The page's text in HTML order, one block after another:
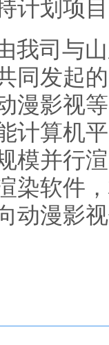
计划项目
我司与
同发起
漫影视
计算机
模并行
染软件
动漫影